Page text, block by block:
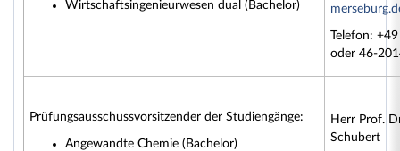
Wirtschaftsingenieurwesen dual (Bachelor)
Telefon:
oder 46-
Prüfungsausschussvorsitzender der Studiengänge:
Angewandte Chemie (Bachelor)
Herr Prof.
Schubert